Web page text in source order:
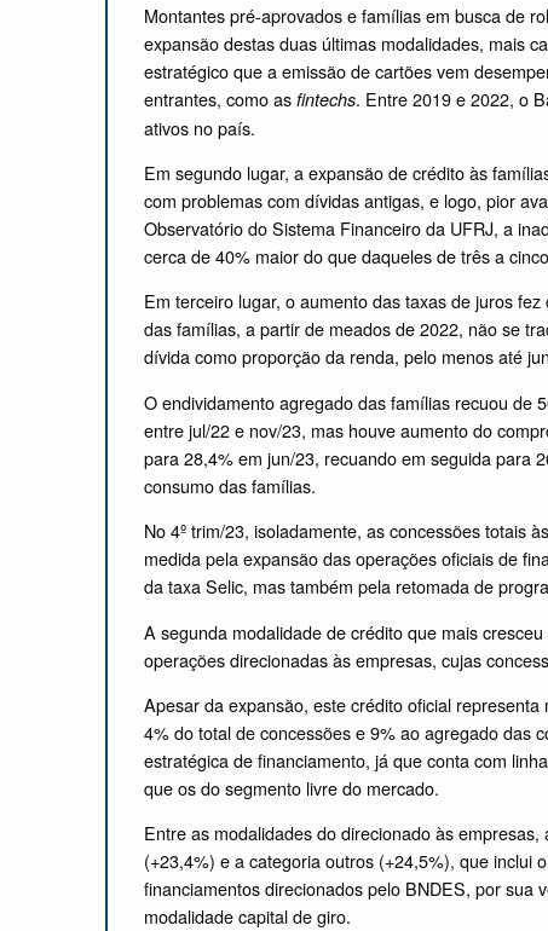
Montantes pré-aprovados e famílias em busca de
expansão destas duas últimas modalidades, mais
estratégico que a emissão de cartões vem
entrantes, como as fintechs. Entre 2019 e 2022, o
ativos no país.
Em segundo lugar, a expansão de crédito às
com problemas com dívidas antigas, e logo, pior
Observatório do Sistema Financeiro da UFRJ, a
cerca de 40% maior do que daqueles de três a
Em terceiro lugar, o aumento das taxas de juros
das famílias, a partir de meados de 2022, não se
dívida como proporção da renda, pelo menos até
O endividamento agregado das famílias recuou de
entre jul/22 e nov/23, mas houve aumento do
para 28,4% em jun/23, recuando em seguida para
consumo das famílias.
No 4º trim/23, isoladamente, as concessões totais
medida pela expansão das operações oficiais de
da taxa Selic, mas também pela retomada de
A segunda modalidade de crédito que mais
operações direcionadas às empresas, cujas
Apesar da expansão, este crédito oficial
4% do total de concessões e 9% ao agregado das
estratégica de financiamento, já que conta com
que os do segmento livre do mercado.
Entre as modalidades do direcionado às
(+23,4%) e a categoria outros (+24,5%), que inclui
financiamentos direcionados pelo BNDES, por sua
modalidade capital de giro.